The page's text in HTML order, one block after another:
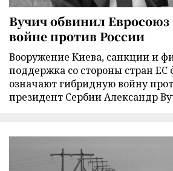
Вучич обвинил
войне против России
Вооружение Киева, санкции и
поддержка со стороны стран ЕС
означают гибридную войну
президент Сербии Александр